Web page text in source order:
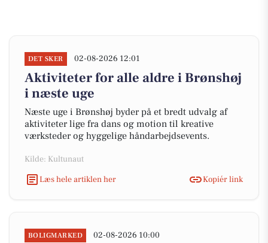
DET SKER 02-08-2026 12:01
Aktiviteter for alle aldre i Brønshøj
i næste uge
Næste uge i Brønshøj byder på et bredt udvalg af
aktiviteter lige fra dans og motion til kreative
værksteder og hyggelige håndarbejdsevents.
Kilde: Kultunaut
Læs hele artiklen her
Kopiér link
BOLIGMARKED 02-08-2026 10:00